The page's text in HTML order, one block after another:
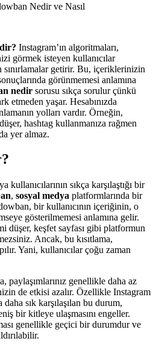
Nedir ve Nasıl
Instagram’ın algoritmaları,
görmek isteyen kullanıcılar
sınırlamalar getirir. Bu, içeriklerinizin
görünmemesi anlamına
nedir sorusu sıkça sorulur çünkü
etmeden yaşar. Hesabınızda
yolları vardır. Örneğin,
hashtag kullanmanıza rağmen
yer almaz.
kullanıcılarının sıkça karşılaştığı bir
, sosyal medya platformlarında bir
bir kullanıcının içeriğinin, o
gösterilmemesi anlamına gelir.
düşer, keşfet sayfası gibi platformun
Ancak, bu kısıtlama,
Yani, kullanıcılar çoğu zaman
paylaşımlarınız genellikle daha az
de etkisi azalır. Özellikle Instagram
sık karşılaşılan bu durum,
bir kitleye ulaşmasını engeller.
genellikle geçici bir durumdur ve